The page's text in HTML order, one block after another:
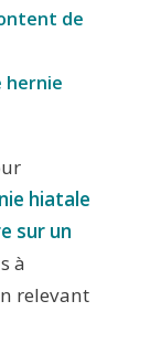
de
hernie
hiatale
sur un
à
relevant